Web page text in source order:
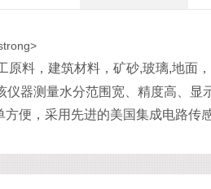
原料，建筑材料，矿砂,玻璃,地面
器测量水分范围宽、精度高、显
便，采用先进的美国集成电路传